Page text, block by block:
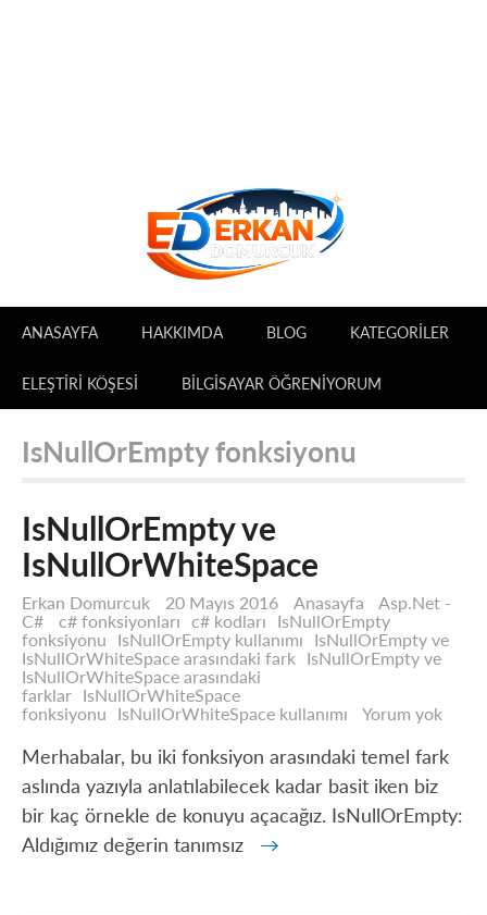
ANASAYFA HAKKIMDA BLOG KATEGORILER
ELEŞTIRI KÖŞESI BILGISAYAR ÖĞRENIYORUM
IsNullOrEmpty fonksiyonu
IsNullOrEmpty ve
IsNullOrWhiteSpace
Erkan Domurcuk 20 Mayıs 2016 Anasayfa
Asp.Net -
C#
c# fonksiyonları c# kodları
IsNullOrEmpty
fonksiyonu
IsNullOrEmpty kullanımı
IsNullOrEmpty ve
IsNullOrWhiteSpace arasındaki fark IsNullOrEmpty ve
IsNullOrWhiteSpace arasındaki
farklar IsNullOrWhiteSpace
fonksiyonu
IsNullOrWhiteSpace kullanımı Yorum yok
Merhabalar, bu iki fonksiyon arasındaki temel fark
aslında yazıyla anlatılabilecek kadar basit iken biz
bir kaç örnekle de konuyu açacağız. IsNullOrEmpty:
Aldığımız değerin tanımsız →